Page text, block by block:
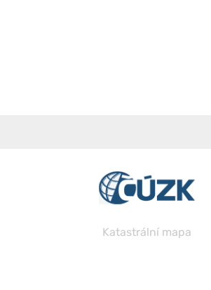
Katastrální mapa